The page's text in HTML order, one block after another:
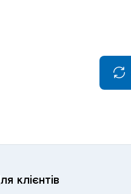
клієнтів